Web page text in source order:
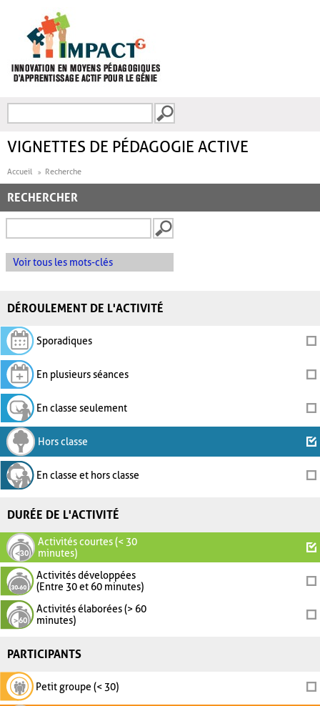
FORMULAIRE DE
VIGNETTES DE PÉDAGOGIE ACTIVE
Accueil Recherche
RECHERCHER
Voir tous les mots-clés
DÉROULEMENT DE L'ACTIVITÉ
Sporadiques
En plusieurs séances
En classe seulement
Hors classe
En classe et hors classe
DURÉE DE L'ACTIVITÉ
Activités courtes (< 30
minutes)
Activités développées
(Entre 30 et 60 minutes)
Activités élaborées (> 60
minutes)
PARTICIPANTS
Petit groupe (< 30)